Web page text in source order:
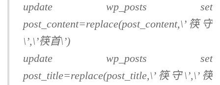
update wp_posts set
post_content=replace(post_content,\’筷守
\’,\’筷首\’)
update wp_posts set
post_title=replace(post_title,\’筷守\’,\’筷